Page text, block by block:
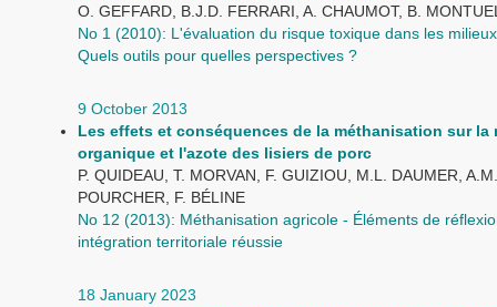
O. GEFFARD, B.J.D. FERRARI, A. CHAUMOT, B.
No 1 (2010): L'évaluation du risque toxique dans les
Quels outils pour quelles perspectives ?
9 October 2013
Les effets et conséquences de la méthanisation sur la
organique et l'azote des lisiers de porc
P. QUIDEAU, T. MORVAN, F. GUIZIOU, M.L. DAUMER, A.M.
POURCHER, F. BÉLINE
No 12 (2013): Méthanisation agricole - Éléments de
intégration territoriale réussie
18 January 2023